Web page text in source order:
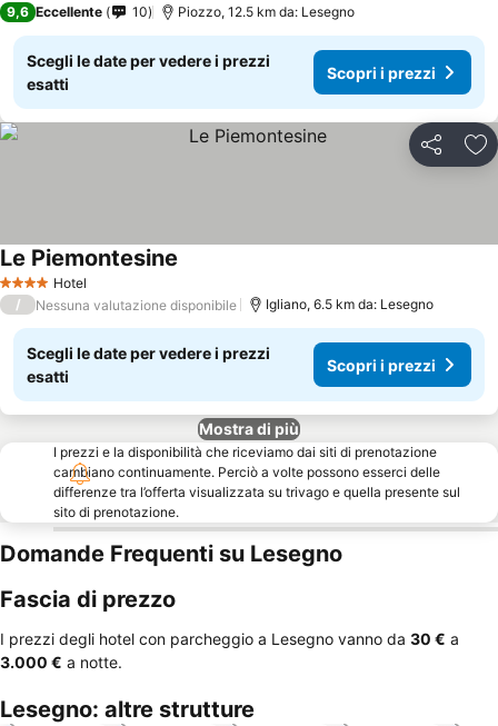
9,6 Eccellente 10 Piozzo, 12.5 km da: Lesegno
Scegli le date per vedere i prezzi
esatti
Scopri i prezzi
Condividi
4 Stelle Hotel
Le Piemontesine
/ Nessuna valutazione disponibile Igliano, 6.5 km da: Lesegno
Scegli le date per vedere i prezzi
esatti
Scopri i prezzi
Mostra di più
I prezzi e la disponibilità che riceviamo dai siti di prenotazione
cambiano continuamente. Perciò a volte possono esserci delle
differenze tra l’offerta visualizzata su trivago e quella presente sul
sito di prenotazione.
Domande Frequenti su Lesegno
Fascia di prezzo
I prezzi degli hotel con parcheggio a Lesegno vanno da ‎30 € a
‎3.000 € a notte.
Lesegno: altre strutture